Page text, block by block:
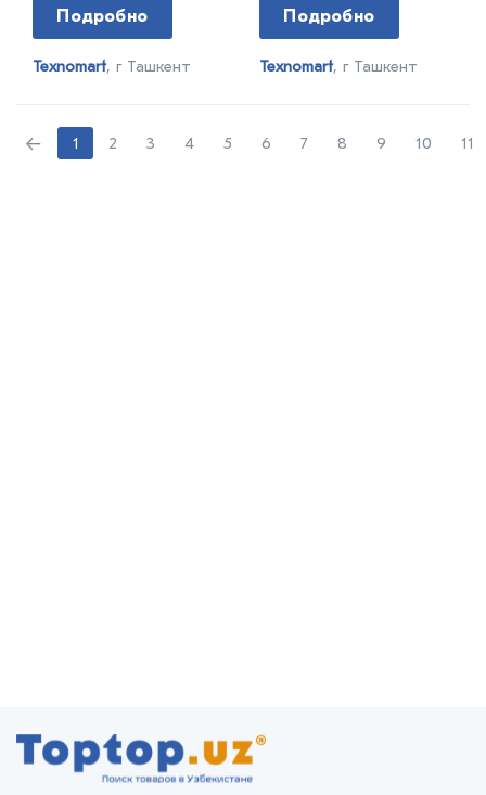
Подробно
Texnomart, г Ташкент
Подробно
Texnomart, г Ташкент
← 1 2 3 4 5 6 7 8 9 10 11